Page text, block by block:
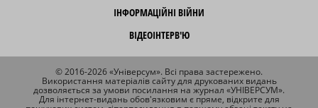
ІНФОРМАЦІЙНІ ВІЙНИ
ВІДЕОІНТЕРВ'Ю
© 2016-2026 «Універсум». Всі права застережено.
Використання матеріалів сайту для друкованих видань
дозволяється за умови посилання на журнал «УНІВЕРСУМ».
Для інтернет-видань обов'язковим є пряме, відкрите для